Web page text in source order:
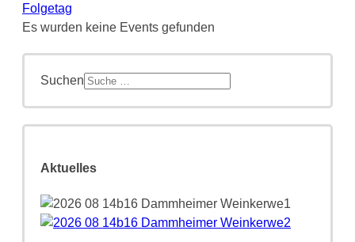
Folgetag
Es wurden keine Events gefunden
Suchen
Aktuelles